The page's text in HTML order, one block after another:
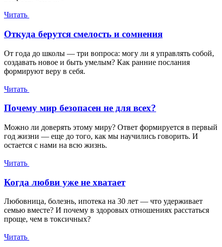
Читать
Откуда берутся смелость и сомнения
От года до школы — три вопроса: могу ли я управлять собой,
создавать новое и быть умелым? Как ранние послания
формируют веру в себя.
Читать
Почему мир безопасен не для всех?
Можно ли доверять этому миру? Ответ формируется в первый
год жизни — еще до того, как мы научились говорить. И
остается с нами на всю жизнь.
Читать
Когда любви уже не хватает
Любовница, болезнь, ипотека на 30 лет — что удерживает
семью вместе? И почему в здоровых отношениях расстаться
проще, чем в токсичных?
Читать